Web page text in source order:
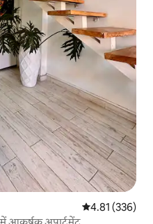
औसत रेटिंग 5 में से
4.81 (336)